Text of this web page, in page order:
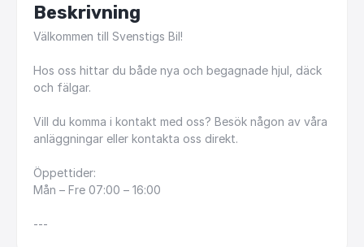
Beskrivning
Välkommen till Svenstigs Bil!
Hos oss hittar du både nya och begagnade hjul, däck
och fälgar.
Vill du komma i kontakt med oss? Besök någon av våra
anläggningar eller kontakta oss direkt.
Öppettider:
Mån – Fre 07:00 – 16:00
---